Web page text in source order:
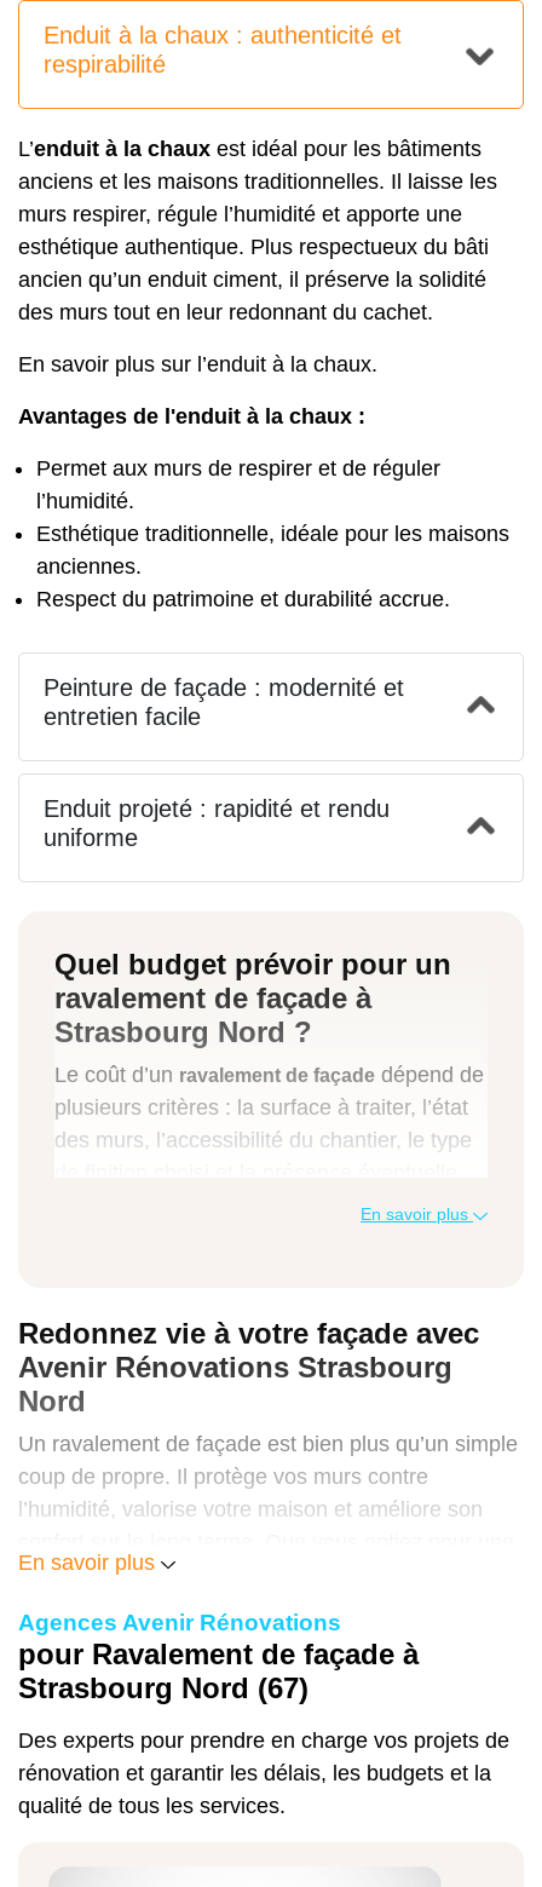
Enduit à la chaux : authenticité et
respirabilité
L’enduit à la chaux est idéal pour les bâtiments
anciens et les maisons traditionnelles. Il laisse les
murs respirer, régule l’humidité et apporte une
esthétique authentique. Plus respectueux du bâti
ancien qu’un enduit ciment, il préserve la solidité
des murs tout en leur redonnant du cachet.
En savoir plus sur l’enduit à la chaux.
Avantages de l'enduit à la chaux :
Permet aux murs de respirer et de réguler
l’humidité.
Esthétique traditionnelle, idéale pour les maisons
anciennes.
Respect du patrimoine et durabilité accrue.
Peinture de façade : modernité et
entretien facile
Enduit projeté : rapidité et rendu
uniforme
Quel budget prévoir pour un
ravalement de façade à
Strasbourg Nord ?
Le coût d’un ravalement de façade dépend de
plusieurs critères : la surface à traiter, l’état
des murs, l’accessibilité du chantier, le type
d’une isolation thermique par l’extérieur
Type de prestation
Prix moyen (fourniture + pose)
Nettoyage et réparation simple
Ravalement avec application d’un enduit
Traitement isolant (ITE)
En savoir plus
Redonnez vie à votre façade avec
Avenir Rénovations Strasbourg
Nord
Un ravalement de façade est bien plus qu’un simple
coup de propre. Il protège vos murs contre
l’humidité, valorise votre maison et améliore son
peinture de façade, un enduit à la chaux ou un
traitement hydrofuge, chaque intervention contribue
à renforcer la solidité et l’esthétique de votre
logement.
bénéficiez d’un accompagnement complet :
diagnostic précis, devis gratuit, artisans qualifiés et
garantie décennale.
En savoir plus
Agences Avenir Rénovations
pour Ravalement de façade à
Strasbourg Nord (67)
Des experts pour prendre en charge vos projets de
rénovation et garantir les délais, les budgets et la
qualité de tous les services.